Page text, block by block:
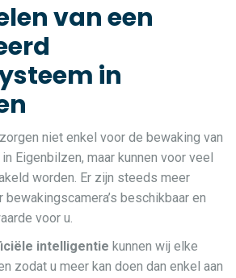
van een
in
niet enkel voor de bewaking van
Eigenbilzen, maar kunnen voor veel
worden. Er zijn steeds meer
beschikbaar en
voor u.
intelligentie kunnen wij elke
zodat u meer kan doen dan enkel aan